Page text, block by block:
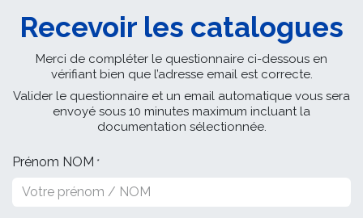
Recevoir les catalogues
Merci de compléter le questionnaire ci-dessous en
vérifiant bien que l’adresse email est correcte.
Valider le questionnaire et un email automatique vous sera
envoyé sous 10 minutes maximum incluant la
documentation sélectionnée.
Prénom NOM *